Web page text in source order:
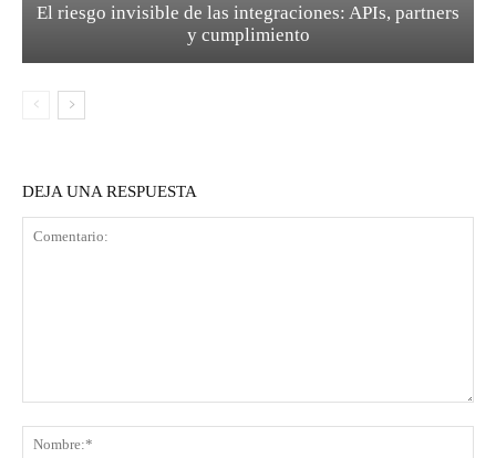
El riesgo invisible de las integraciones: APIs, partners
y cumplimiento
DEJA UNA RESPUESTA